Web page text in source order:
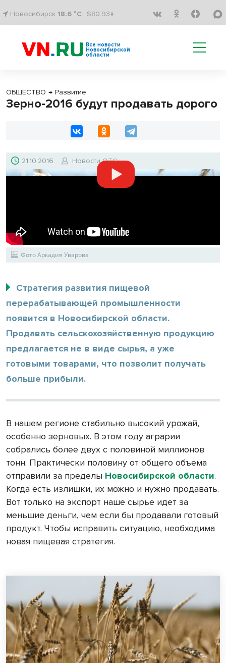
Новосибирск 18.6 °C $80.93↓
Все новости
Новосибирской
области
ОБЩЕСТВО → Развитие
Зерно-2016 будут продавать дорого
21.10.2016 Новости ОТС
Фото Аркадия Уварова
Стратегия развития пищевой
перерабатывающей промышленности
появится в Новосибирской области.
Продавать сельскохозяйственную продукцию
предлагается не в виде сырья, а уже
готовыми товарами, что позволит получать
больше прибыли.
В нашем регионе стабильно высокий урожай,
особенно зерновых. В этом году аграрии
собрались более двух с половиной миллионов
тонн. Практически половину от общего объема
отправили за пределы Новосибирской области.
Когда есть излишки, их можно и нужно продавать.
Вот только на экспорт наше сырье идет за
меньшие деньги, чем если бы продавали готовый
продукт. Чтобы исправить ситуацию, необходима
новая пищевая стратегия.